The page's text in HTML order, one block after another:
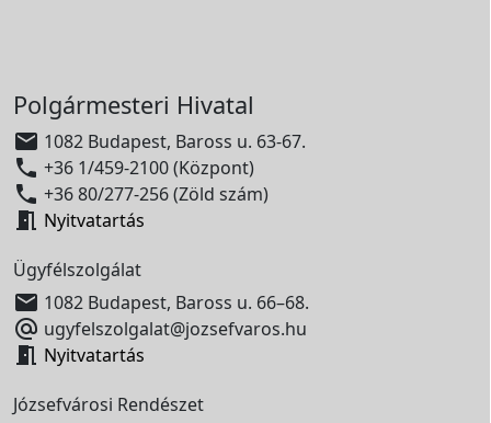
Polgármesteri Hivatal
 1082 Budapest, Baross u. 63-67.
 +36 1/459-2100 (Központ)
 +36 80/277-256 (Zöld szám)
 Nyitvatartás
Ügyfélszolgálat
 1082 Budapest, Baross u. 66–68.
 ugyfelszolgalat@jozsefvaros.hu
 Nyitvatartás
Józsefvárosi Rendészet